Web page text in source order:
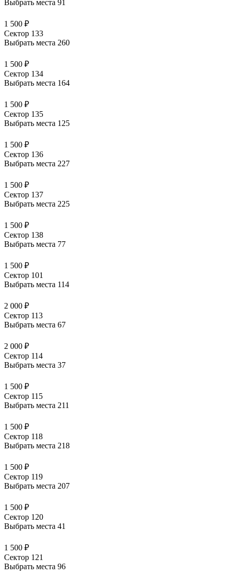
Выбрать места 91
1 500 ₽
Сектор 133
Выбрать места 260
1 500 ₽
Сектор 134
Выбрать места 164
1 500 ₽
Сектор 135
Выбрать места 125
1 500 ₽
Сектор 136
Выбрать места 227
1 500 ₽
Сектор 137
Выбрать места 225
1 500 ₽
Сектор 138
Выбрать места 77
1 500 ₽
Сектор 101
Выбрать места 114
2 000 ₽
Сектор 113
Выбрать места 67
2 000 ₽
Сектор 114
Выбрать места 37
1 500 ₽
Сектор 115
Выбрать места 211
1 500 ₽
Сектор 118
Выбрать места 218
1 500 ₽
Сектор 119
Выбрать места 207
1 500 ₽
Сектор 120
Выбрать места 41
1 500 ₽
Сектор 121
Выбрать места 96